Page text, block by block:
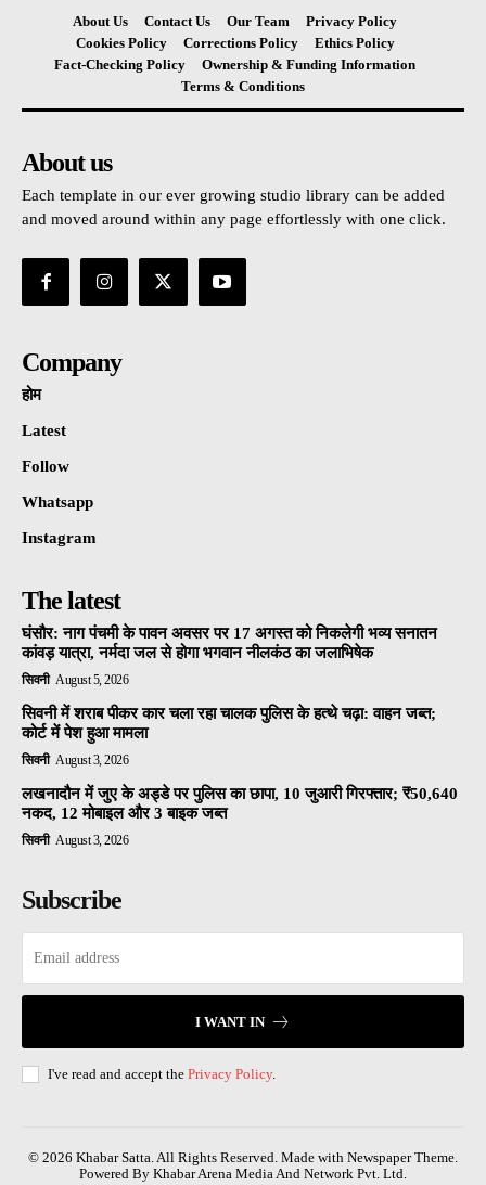
About Us Contact Us Our Team
Privacy Policy
Cookies Policy
Corrections Policy
Ethics Policy
Fact-Checking Policy
Ownership & Funding Information
Terms & Conditions
About us
Each template in our ever growing studio library can be added
and moved around within any page effortlessly with one click.
Company
होम
Latest
Follow
Whatsapp
Instagram
The latest
घंसौर: नाग पंचमी के पावन अवसर पर 17 अगस्त को निकलेगी भव्य सनातन
कांवड़ यात्रा, नर्मदा जल से होगा भगवान नीलकंठ का जलाभिषेक
सिवनी August 5, 2026
सिवनी में शराब पीकर कार चला रहा चालक पुलिस के हत्थे चढ़ा: वाहन जब्त;
कोर्ट में पेश हुआ मामला
सिवनी August 3, 2026
लखनादौन में जुए के अड्डे पर पुलिस का छापा, 10 जुआरी गिरफ्तार; ₹50,640
नकद, 12 मोबाइल और 3 बाइक जब्त
सिवनी August 3, 2026
Subscribe
I WANT IN
I've read and accept the Privacy Policy.
© 2026 Khabar Satta. All Rights Reserved. Made with Newspaper Theme.
Powered By Khabar Arena Media And Network Pvt. Ltd.